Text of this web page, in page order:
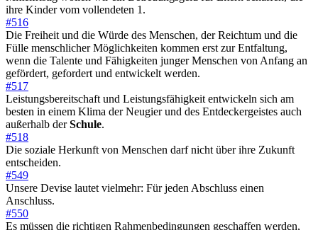
ihre Kinder vom vollendeten 1.
#516
Die Freiheit und die Würde des Menschen, der Reichtum und die
Fülle menschlicher Möglichkeiten kommen erst zur Entfaltung,
wenn die Talente und Fähigkeiten junger Menschen von Anfang an
gefördert, gefordert und entwickelt werden.
#517
Leistungsbereitschaft und Leistungsfähigkeit entwickeln sich am
besten in einem Klima der Neugier und des Entdeckergeistes auch
außerhalb derSchule.
#518
Die soziale Herkunft von Menschen darf nicht über ihre Zukunft
entscheiden.
#549
Unsere Devise lautet vielmehr: Für jeden Abschluss einen
Anschluss.
#550
Es müssen die richtigen Rahmenbedingungen geschaffen werden,